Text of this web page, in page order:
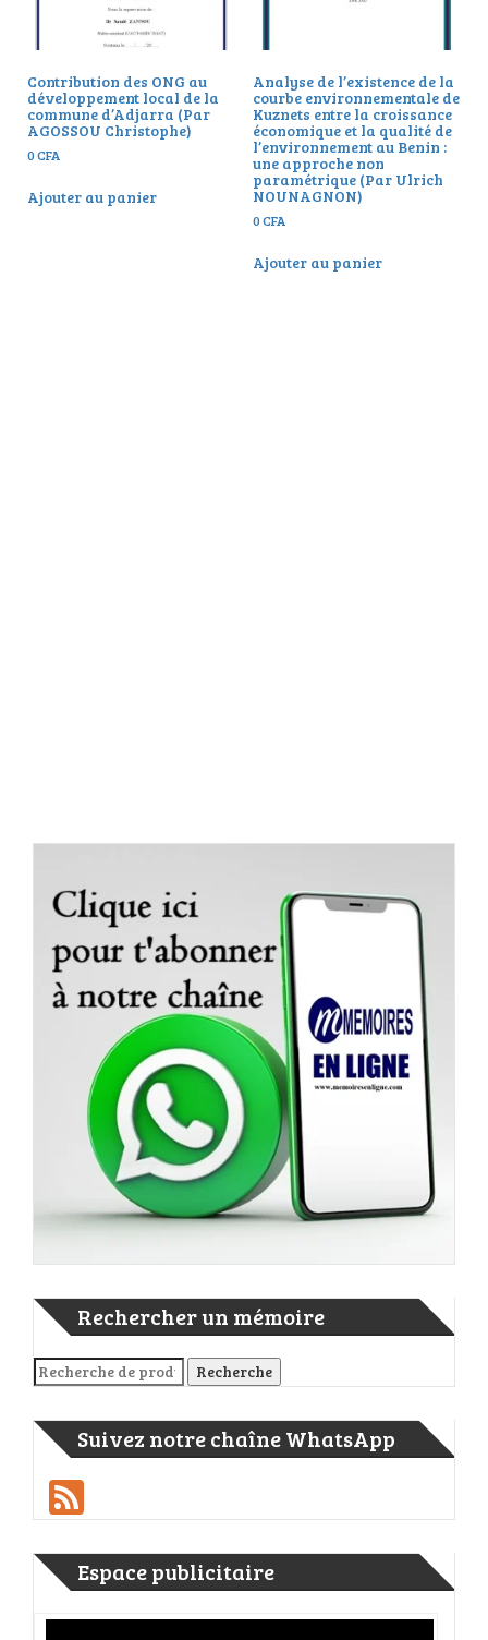
Contribution des ONG au
développement local de la
commune d’Adjarra (Par
AGOSSOU Christophe)
0CFA
Ajouter au panier
Analyse de l’existence de la
courbe environnementale de
Kuznets entre la croissance
économique et la qualité de
l’environnement au Benin :
une approche non
paramétrique (Par Ulrich
NOUNAGNON)
0CFA
Ajouter au panier
Rechercher un mémoire
Recherche pour : Recherche
Suivez notre chaîne WhatsApp
Espace publicitaire